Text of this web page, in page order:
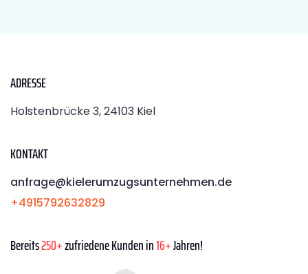
ADRESSE
Holstenbrücke 3, 24103 Kiel
KONTAKT
anfrage@kielerumzugsunternehmen.de
+4915792632829
Bereits250+zufriedene Kunden in16+Jahren!